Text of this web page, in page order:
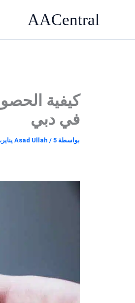
AACentral
كيفية
في دبي
بواسطة Asad Ullah / 5 يناير، 2025